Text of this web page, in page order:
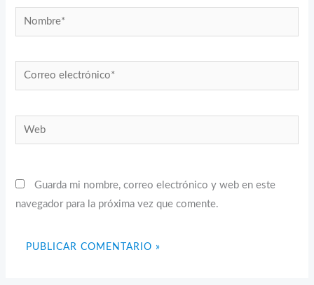
Nombre*
Correo
electrónico*
Web
Guarda mi nombre, correo electrónico y web en este
navegador para la próxima vez que comente.